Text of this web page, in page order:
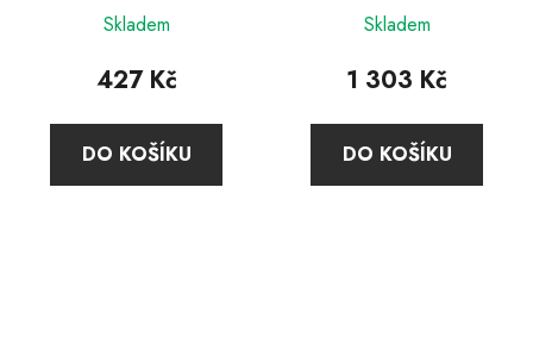
Skladem
427 Kč
DO KOŠÍKU
Skladem
1 303 Kč
DO KOŠÍKU